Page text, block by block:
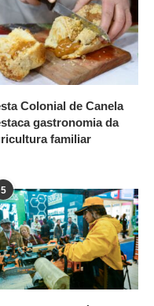
Colonial de Canela
gastronomia da
familiar
5